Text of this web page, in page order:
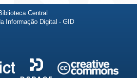
Central
Informação Digital - GID